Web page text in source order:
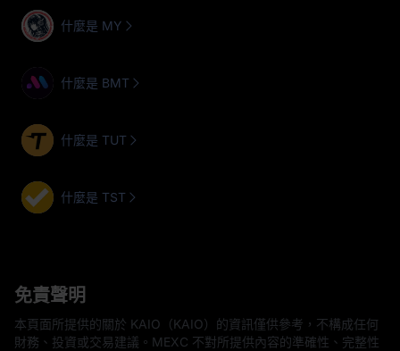
什麼是 MY
什麼是 BMT
什麼是 TUT
什麼是 TST
免責聲明
本頁面所提供的關於 KAIO（KAIO）的資訊僅供參考，不構成任何
財務、投資或交易建議。MEXC 不對所提供內容的準確性、完整性